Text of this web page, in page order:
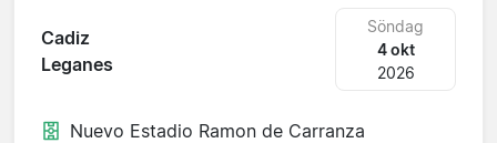
Cadiz
Leganes
Söndag
4 okt
2026
Nuevo Estadio Ramon de Carranza